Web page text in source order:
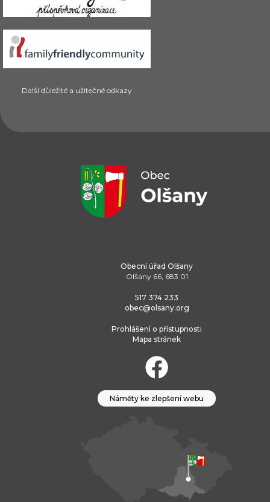
Další důležité a užitečné odkazy
Obecní úřad Olšany
Olšany 66, 683 01
517 374 233
obec@olsany.org
Prohlášení o přístupnosti
Mapa stránek
Náměty ke zlepšení webu